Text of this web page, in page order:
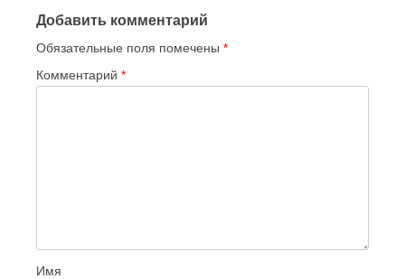
Добавить комментарий
Обязательные поля помечены *
Комментарий *
Имя